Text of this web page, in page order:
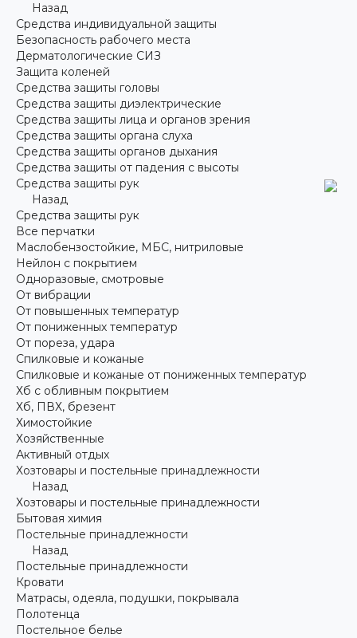
Назад
Средства индивидуальной защиты
Безопасность рабочего места
Дерматологические СИЗ
Защита коленей
Средства защиты головы
Средства защиты диэлектрические
Средства защиты лица и органов зрения
Средства защиты органа слуха
Средства защиты органов дыхания
Средства защиты от падения с высоты
Средства защиты рук
Назад
Средства защиты рук
Все перчатки
Маслобензостойкие, МБС, нитриловые
Нейлон с покрытием
Одноразовые, смотровые
От вибрации
От повышенных температур
От пониженных температур
От пореза, удара
Спилковые и кожаные
Спилковые и кожаные от пониженных температур
Хб с обливным покрытием
Хб, ПВХ, брезент
Химостойкие
Хозяйственные
Активный отдых
Хозтовары и постельные принадлежности
Назад
Хозтовары и постельные принадлежности
Бытовая химия
Постельные принадлежности
Назад
Постельные принадлежности
Кровати
Матрасы, одеяла, подушки, покрывала
Полотенца
Постельное белье